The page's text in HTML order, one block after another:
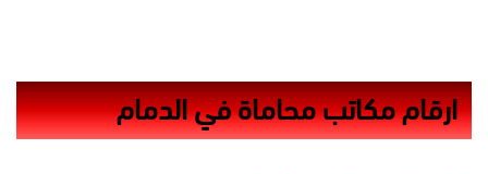
ارقام مكاتب محاماة في الدمام